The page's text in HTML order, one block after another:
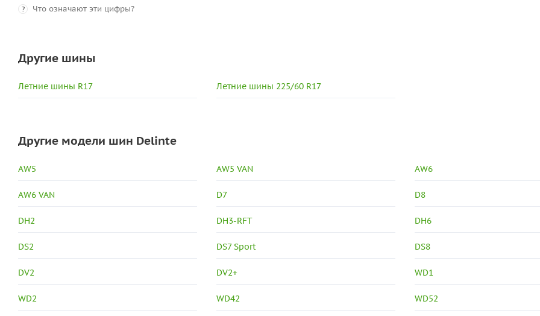
? Что означают эти цифры?
Другие шины
Летние шины R17 Летние шины 225/60 R17
Другие модели шин Delinte
AW5 AW5 VAN AW6
AW6 VAN D7 D8
DH2 DH3-RFT DH6
DS2 DS7 Sport DS8
DV2 DV2+ WD1
WD2 WD42 WD52